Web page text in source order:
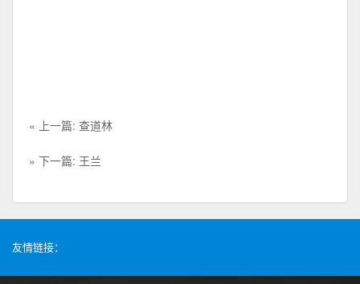
« 上一篇: 查道林
» 下一篇: 王兰
友情链接：